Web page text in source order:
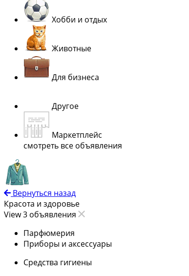
Хобби и отдых
Животные
Для бизнеса
Другое
Маркетплейс
смотреть все объявления
Вернуться назад
Красота и здоровье
View 3 объявления
Парфюмерия
Приборы и аксессуары
Средства гигиены